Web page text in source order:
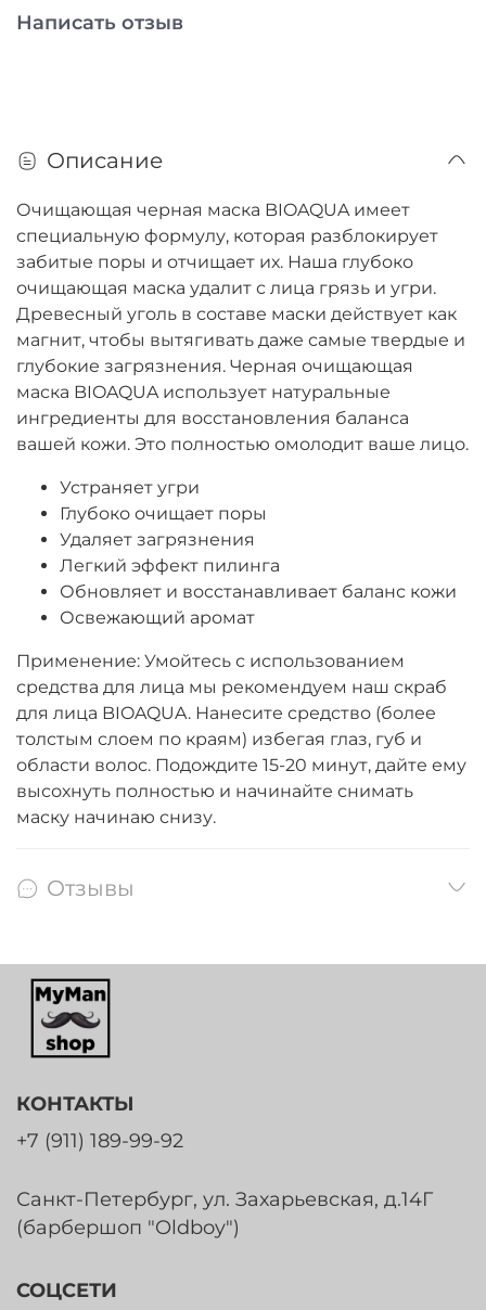
Написать отзыв
Описание
Очищающая черная маска BIOAQUA имеет
специальную формулу, которая разблокирует
забитые поры и отчищает их. Наша глубоко
очищающая маска удалит с лица грязь и угри.
Древесный уголь в составе маски действует как
магнит, чтобы вытягивать даже самые твердые и
глубокие загрязнения. Черная очищающая
маска BIOAQUA использует натуральные
ингредиенты для восстановления баланса
вашей кожи. Это полностью омолодит ваше лицо.
Устраняет угри
Глубоко очищает поры
Удаляет загрязнения
Легкий эффект пилинга
Обновляет и восстанавливает баланс кожи
Освежающий аромат
Применение: Умойтесь с использованием
средства для лица мы рекомендуем наш скраб
для лица BIOAQUA. Нанесите средство (более
толстым слоем по краям) избегая глаз, губ и
области волос. Подождите 15-20 минут, дайте ему
высохнуть полностью и начинайте снимать
маску начинаю снизу.
Отзывы
КОНТАКТЫ
+7 (911) 189-99-92
Санкт-Петербург, ул. Захарьевская, д.14Г
(барбершоп "Oldboy")
СОЦСЕТИ